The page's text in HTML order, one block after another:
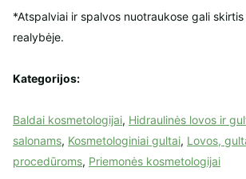
*Atspalviai ir spalvos nuotraukose gali
realybėje.
Kategorijos:
Baldai kosmetologijai, Hidraulinės lovos ir
salonams, Kosmetologiniai gultai, Lovos,
procedūroms, Priemonės kosmetologijai